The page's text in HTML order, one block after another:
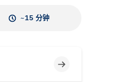
~15 分钟
不完整